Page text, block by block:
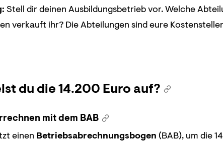
Stell dir deinen Ausbildungsbetrieb vor. Welche
verkauft ihr? Die Abteilungen sind eure
du die 14.200 Euro auf?
mit dem BAB
einen Betriebsabrechnungsbogen (BAB), um die